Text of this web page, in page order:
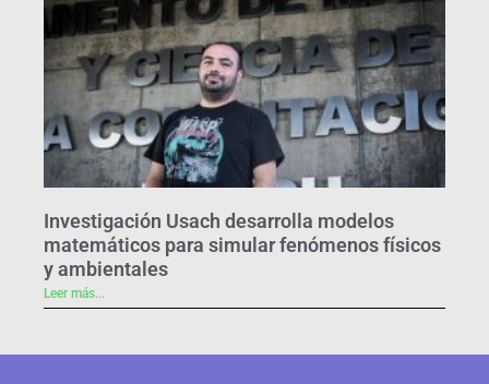
Investigación Usach desarrolla modelos
matemáticos para simular fenómenos físicos
y ambientales
Leer más...